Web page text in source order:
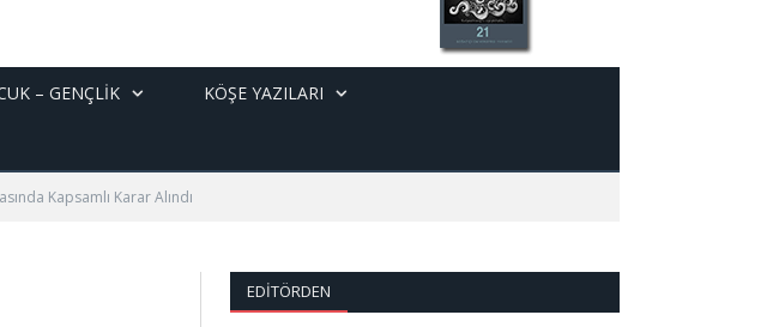
– GENÇLIK KÖŞE YAZILARI
Kapsamlı Karar Alındı
EDITÖRDEN